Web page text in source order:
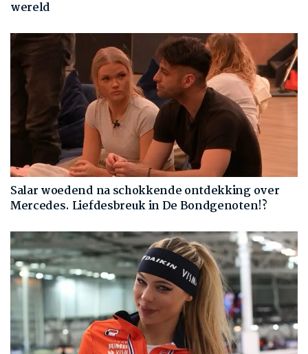
wereld
Salar woedend na schokkende ontdekking over
Mercedes. Liefdesbreuk in De Bondgenoten!?